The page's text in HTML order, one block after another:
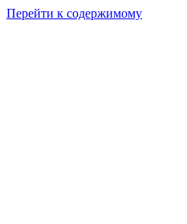
Перейти к содержимому